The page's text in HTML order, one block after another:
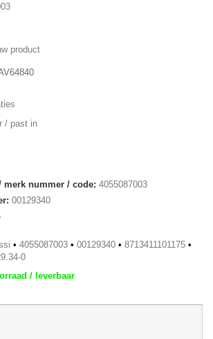
product
/ past in
merk nummer / code: 4055087003
00129340
• 4055087003 • 00129340 • 8713411101175 •
0
/ leverbaar